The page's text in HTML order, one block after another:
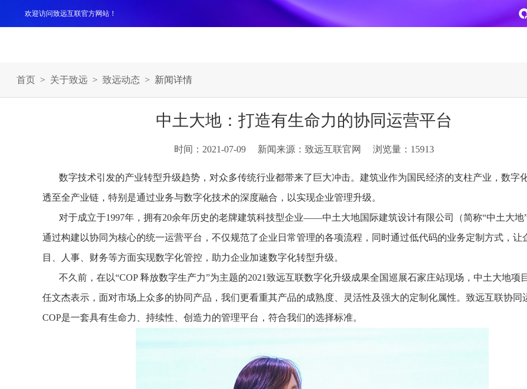
欢迎访问致远互联官方网站！
新一代AI智能体家族
CoMi Builder CoMi APP
协同运营与业务创新深度融合
央国企一体化 文事会一体化
信创
安全可控的信创 全面适配
专精特新
助力专精特新企业实力
运营商解决方案
点线面结合，安全风险管控新策略 数智驱动，全域穿透
穿透式智能科技
数智合规管控 数据驱动经营
首页 > 关于致远 > 致远动态 > 新闻详情
中土大地：打造有生命力的协同运营平台
时间：2021-07-09 新闻来源：致远互联官网 浏览量：15913
数字技术引发的产业转型升级趋势，对众多传统行业都带来了巨大冲击。建筑业作为国民经济的支柱产业，数字
透至全产业链，特别是通过业务与数字化技术的深度融合，以实现企业管理升级。
对于成立于1997年，拥有20余年历史的老牌建筑科技型企业——中土大地国际建筑设计有限公司（简称“中土大地
通过构建以协同为核心的统一运营平台，不仅规范了企业日常管理的各项流程，同时通过低代码的业务定制方式，让
目、人事、财务等方面实现数字化管控，助力企业加速数字化转型升级。
不久前，在以“COP 释放数字生产力”为主题的2021致远互联数字化升级成果全国巡展石家庄站现场，中土大地项
任文杰表示，面对市场上众多的协同产品，我们更看重其产品的成熟度、灵活性及强大的定制化属性。致远互联协同
COP是一套具有生命力、持续性、创造力的管理平台，符合我们的选择标准。